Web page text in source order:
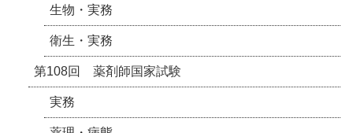
生物・実務
衛生・実務
第108回 薬剤師国家試験
実務